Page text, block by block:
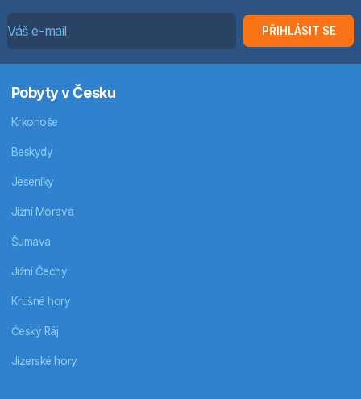
PŘIHLÁSIT SE
Pobyty v Česku
Krkonoše
Beskydy
Jeseníky
Jižní Morava
Šumava
Jižní Čechy
Krušné hory
Český Ráj
Jizerské hory